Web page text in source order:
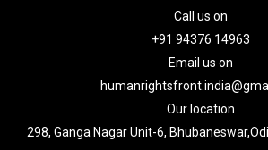
Call us on
+91 94376 14963
Email us on
Our location
298, Ganga Nagar Unit-6,